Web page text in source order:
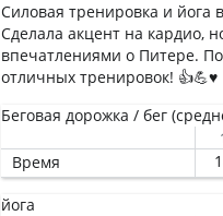
Силовая тренировка и йога
Сделала акцент на кардио,
впечатлениями о Питере.
отличных тренировок! 👍💪♥️
Беговая дорожка / бег
Время
йога